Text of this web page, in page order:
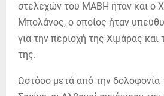
στελεχών του ΜΑΒΗ ήταν και ο
Μπολάνος, ο οποίος ήταν
για την περιοχή της Χιμάρας
της.
Ωστόσο μετά από την δολοφονία